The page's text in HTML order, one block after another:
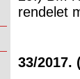
rendelet
33/2017.